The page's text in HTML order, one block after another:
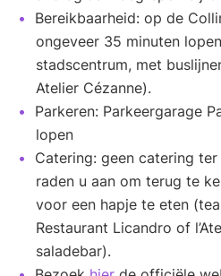
Bereikbaarheid: op de
ongeveer 35 minuten
stadscentrum, met
Atelier Cézanne).
Parkeren: Parkeergarage
lopen
Catering: geen catering
raden u aan om terug te
voor een hapje te eten
Restaurant Licandro of
saladebar).